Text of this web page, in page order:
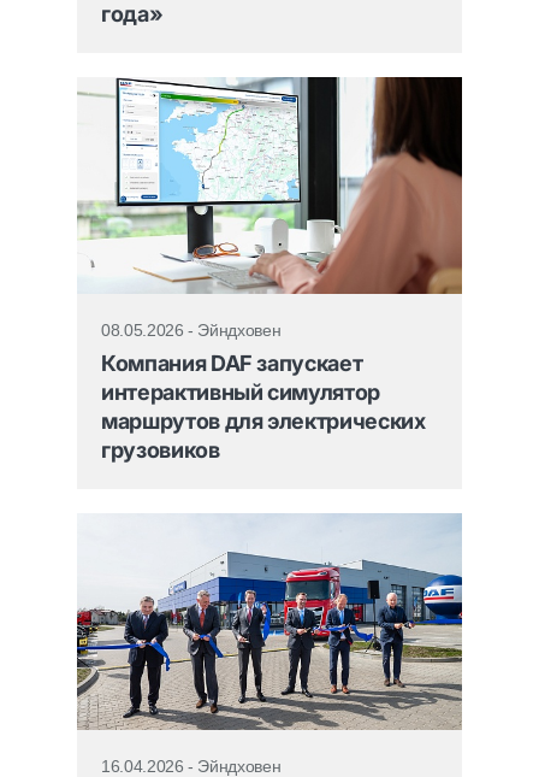
года»
08.05.2026 - Эйндховен
Компания DAF запускает
интерактивный симулятор
маршрутов для электрических
грузовиков
16.04.2026 - Эйндховен